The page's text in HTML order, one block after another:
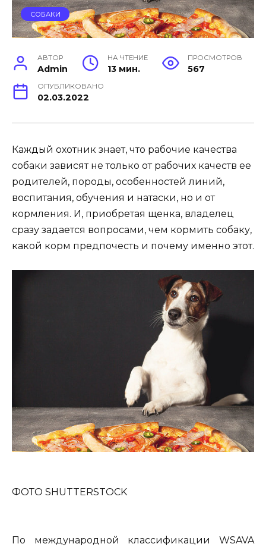
СОБАКИ
АВТОР
Admin
НА ЧТЕНИЕ
13 мин.
ПРОСМОТРОВ
567
ОПУБЛИКОВАНО
02.03.2022
Каждый охотник знает, что рабочие качества
собаки зависят не только от рабочих качеств ее
родителей, породы, особенностей линий,
воспитания, обучения и натаски, но и от
кормления. И, приобретая щенка, владелец
сразу задается вопросами, чем кормить собаку,
какой корм предпочесть и почему именно этот.
ФОТО SHUTTERSTOCK
По международной классификации WSAVA